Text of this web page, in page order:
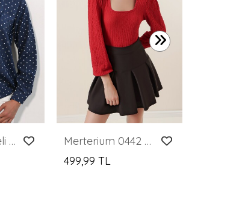
Kadın Puantiyeli Fular Yaka Bluz 40007 - Lacivert
Merterium 0442 Uzun Kollu Bluz - Kırmızı
499,99 TL